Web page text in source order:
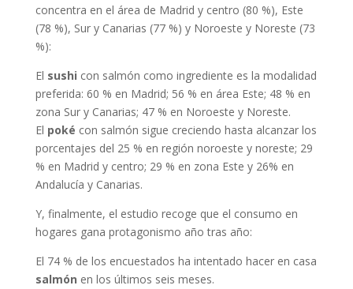
concentra en el área de Madrid y centro (80 %), Este
(78 %), Sur y Canarias (77 %) y Noroeste y Noreste (73
%):
El sushi con salmón como ingrediente es la modalidad
preferida: 60 % en Madrid; 56 % en área Este; 48 % en
zona Sur y Canarias; 47 % en Noroeste y Noreste.
El poké con salmón sigue creciendo hasta alcanzar los
porcentajes del 25 % en región noroeste y noreste; 29
% en Madrid y centro; 29 % en zona Este y 26% en
Andalucía y Canarias.
Y, finalmente, el estudio recoge que el consumo en
hogares gana protagonismo año tras año:
El 74 % de los encuestados ha intentado hacer en casa
salmón en los últimos seis meses.